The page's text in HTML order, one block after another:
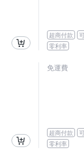
超商付款
零利率
免運費
超商付款
零利率